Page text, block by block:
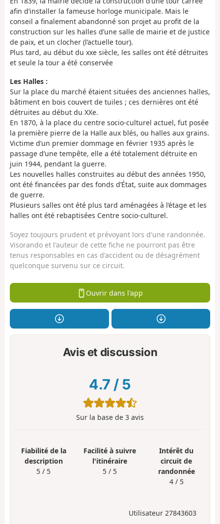
afin d’installer la fameuse horloge municipale. Mais le
conseil a finalement abandonné son projet au profit de la
construction sur les halles d’une salle de mairie et de justice
de paix, et un clocher (l’actuelle tour).
Plus tard, au début du xxe siècle, les salles ont été détruites
et seule la tour a été conservée
Les Halles :
Sur la place du marché étaient situées des anciennes halles,
bâtiment en bois couvert de tuiles ; ces dernières ont été
détruites au début du XXe.
En 1870, à la place du centre socio-culturel actuel, fut posée
la première pierre de la Halle aux blés, ou halles aux grains.
Victime d’un premier dommage en février 1935 après le
passage d’une tempête, elle a été totalement détruite en
juin 1944, pendant la guerre.
Les nouvelles halles construites au début des années 1950,
ont été financées par des fonds d’État, suite aux dommages
de guerre.
Plusieurs salles ont été plus tard aménagées à l’étage et les
halles ont été rebaptisées Centre socio-culturel.
Soyez toujours prudent et prévoyant lors d'une randonnée.
Visorando et l'auteur de cette fiche ne pourront pas être
tenus responsables en cas d'accident ou de désagrément
quelconque survenu sur ce circuit.
Ouvrir dans l'app
Avis et discussion
4.7 / 5
Sur la base de 3 avis
Fiabilité de la
description
5 / 5
Facilité à suivre
l'itinéraire
5 / 5
Intérêt du
circuit de
randonnée
4 / 5
Utilisateur 27843603